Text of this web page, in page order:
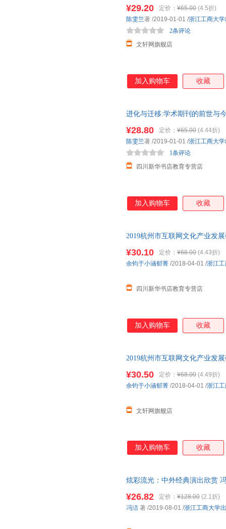
¥29.20 定价： ¥65.00 (4.5折)
文轩网旗舰店
2条评论
陈雯兰著 /2019-01-01 /浙江工商大
加入购物车 收藏
进化与迁移:学术期刊的前世与
¥28.80 定价： ¥65.00 (4.44折)
四川新华书店教育专营店
1条评论
陈雯兰著 /2019-01-01 /浙江工商大
加入购物车 收藏
2019杭州市互联网文化产业发
¥30.10 定价： ¥68.00 (4.43折)
四川新华书店教育专营店
余钧于小涵郁菁 /2018-04-01 /浙江
加入购物车 收藏
2019杭州市互联网文化产业发
¥30.50 定价： ¥68.00 (4.49折)
文轩网旗舰店
余钧于小涵郁菁 /2018-04-01 /浙江
加入购物车 收藏
炫彩流光：中外经典演出欣赏
¥26.82 定价： ¥128.00 (2.1折)
冯洁 著 /2019-08-01 /浙江工商大学